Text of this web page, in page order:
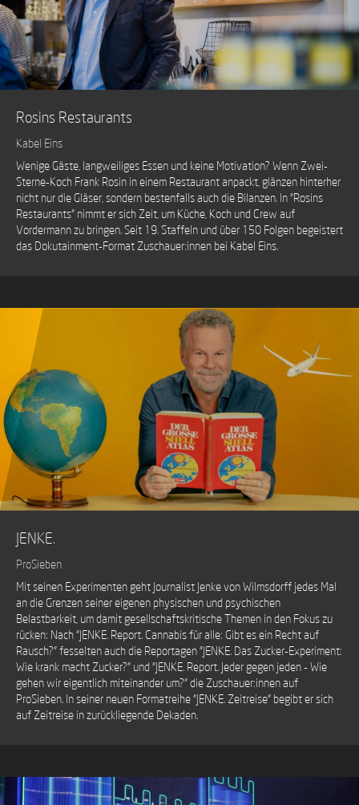
Rosins Restaurants
Kabel Eins
Wenige Gäste, langweiliges Essen und keine Motivation? Wenn Zwei-
Sterne-Koch Frank Rosin in einem Restaurant anpackt, glänzen hinterher
nicht nur die Gläser, sondern bestenfalls auch die Bilanzen. In "Rosins
Restaurants" nimmt er sich Zeit, um Küche, Koch und Crew auf
Vordermann zu bringen. Seit 19. Staffeln und über 150 Folgen begeistert
das Dokutainment-Format Zuschauer:innen bei Kabel Eins.
JENKE.
ProSieben
Mit seinen Experimenten geht Journalist Jenke von Wilmsdorff jedes Mal
an die Grenzen seiner eigenen physischen und psychischen
Belastbarkeit, um damit gesellschaftskritische Themen in den Fokus zu
rücken: Nach "JENKE. Report. Cannabis für alle: Gibt es ein Recht auf
Rausch?" fesselten auch die Reportagen "JENKE. Das Zucker-Experiment:
Wie krank macht Zucker?" und "JENKE. Report. Jeder gegen jeden - Wie
gehen wir eigentlich miteinander um?" die Zuschauer:innen auf
ProSieben. In seiner neuen Formatreihe "JENKE. Zeitreise" begibt er sich
auf Zeitreise in zurückliegende Dekaden.